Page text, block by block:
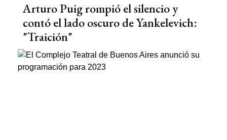
Arturo Puig rompió el silencio y
contó el lado oscuro de Yankelevich:
"Traición"